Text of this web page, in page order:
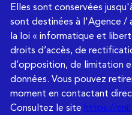
Elles sont conservées
sont destinées à l'Agence /
la loi « informatique et
droits d’accès, de
d’opposition, de limitation
données. Vous pouvez
moment en contactant
Consultez le site https://